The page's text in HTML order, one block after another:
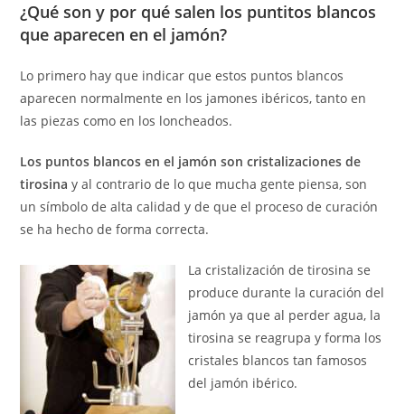
¿Qué son y por qué salen los puntitos blancos
que aparecen en el jamón?
Lo primero hay que indicar que estos puntos blancos
aparecen normalmente en los jamones ibéricos, tanto en
las piezas como en los loncheados.
Los puntos blancos en el jamón son cristalizaciones de
tirosina y al contrario de lo que mucha gente piensa, son
un símbolo de alta calidad y de que el proceso de curación
se ha hecho de forma correcta.
La cristalización de tirosina se
produce durante la curación del
jamón ya que al perder agua, la
tirosina se reagrupa y forma los
cristales blancos tan famosos
del jamón ibérico.